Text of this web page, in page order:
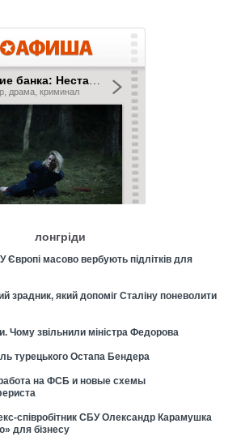
лонгріди
Європі масово вербують підлітків для
зрадник, який допоміг Сталіну поневолити
Чому звільнили міністра Федорова
турецького Остапа Бендера
на ФСБ и новые схемы
співробітник СБУ Олександр Карамушка
для бізнесу